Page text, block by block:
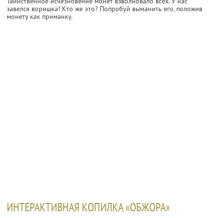
завелся воришка! Кто же это? Попробуй выманить его, положив
монету как приманку.
ИНТЕРАКТИВНАЯ КОПИЛКА «ОБЖОРА»